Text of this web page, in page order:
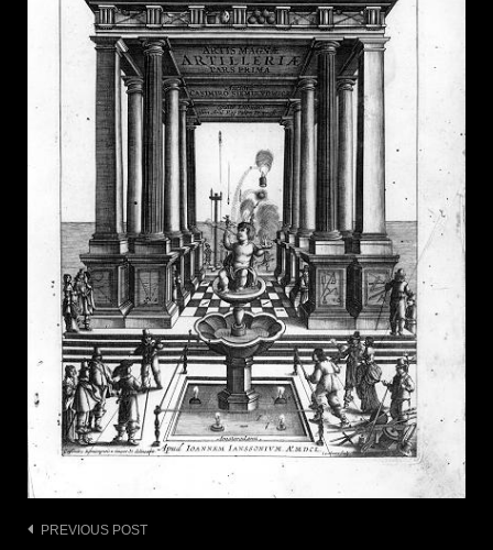
Post
PREVIOUS POST